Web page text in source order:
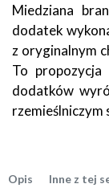
Miedziana
dodatek
z oryginalnym
To propozycja
dodatków
rzemieślniczym
Opis Inne z tej